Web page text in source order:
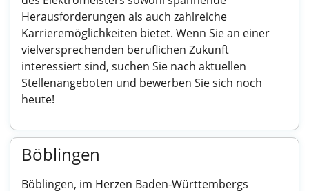
Herausforderungen als auch zahlreiche
Karrieremöglichkeiten bietet. Wenn Sie an einer
vielversprechenden beruflichen Zukunft
interessiert sind, suchen Sie nach aktuellen
Stellenangeboten und bewerben Sie sich noch
heute!
Böblingen
Böblingen, im Herzen Baden-Württembergs